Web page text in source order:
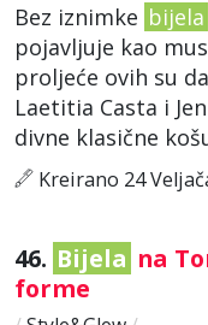
Bez iznimke bijela
pojavljuje kao
proljeće ovih su
Laetitia Casta i
divne klasične
Kreirano 24
46. Bijela na
forme